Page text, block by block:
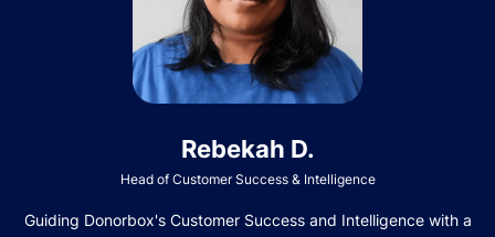
Rebekah D.
Head of Customer Success & Intelligence
Guiding Donorbox's Customer Success and Intelligence with a